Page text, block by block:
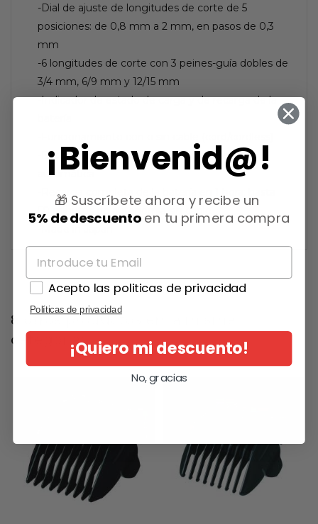
-Dial de ajuste de longitudes de corte de 5
posiciones: de 0,8 mm a 2 mm, en pasos de 0,3
mm
-6 longitudes de corte con 3 peines-guía dobles de
3/4 mm, 6/9 mm y 12/15 mm
-Indicador de estado de carga y de recarga de la
-Batería de iones de litio; tensión universal
automática
-Recarga completa de la batería en 1 hora; hasta
50 minutos de autonomía sin cable
8 otros productos en la misma
categoría:
¡Bienvenid@!
🎁 Suscríbete ahora y recibe un
5% de descuentoen tu primera compra
Acepto las politicas de privacidad
Políticas de privacidad
¡Quiero mi descuento!
No, gracias